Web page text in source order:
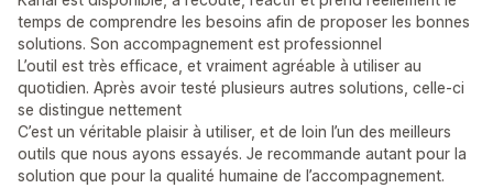
temps de comprendre les besoins afin de proposer les bonnes
solutions. Son accompagnement est professionnel
L’outil est très efficace, et vraiment agréable à utiliser au
quotidien. Après avoir testé plusieurs autres solutions, celle-ci
se distingue nettement
C’est un véritable plaisir à utiliser, et de loin l’un des meilleurs
outils que nous ayons essayés. Je recommande autant pour la
solution que pour la qualité humaine de l’accompagnement.